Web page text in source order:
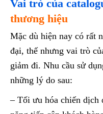
Vai trò của
thương hiệu
Mặc dù hiện nay có rất
đại, thế nhưng vai trò
giảm đi. Nhu cầu sử
những lý do sau:
– Tối ưu hóa chiến dịch